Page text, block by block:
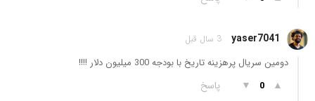
yaser7041 3 سال قبل
دومین سریال پرهزینه تاریخ با بودجه 300 میلیون دلار !!!!
▲
0
▼ پاسخ